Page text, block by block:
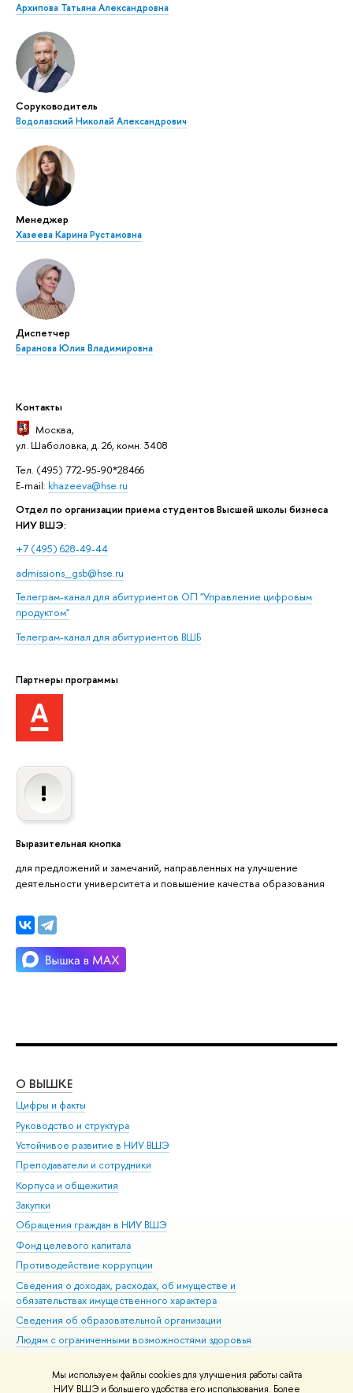
Мы используем файлы cookies для улучшения работы сайта
НИУ ВШЭ и большего удобства его использования. Более
Архипова Татьяна Александровна
Соруководитель
Водолазский Николай Александрович
Менеджер
Хазеева Карина Рустамовна
Диспетчер
Баранова Юлия Владимировна
Контакты
Москва,
ул. Шаболовка, д. 26, комн. 3408
Тел. (495) 772-95-90*28466
E-mail: khazeeva@hse.ru
Отдел по организации приема студентов Высшей школы бизнеса
НИУ ВШЭ:
+7 (495) 628-49-44
admissions_gsb@hse.ru
Телеграм-канал для абитуриентов ОП "Управление цифровым
продуктом"
Телеграм-канал для абитуриентов ВШБ
Партнеры программы
Выразительная кнопка
для предложений и замечаний, направленных на улучшение
деятельности университета и повышение качества образования
О ВЫШКЕ
Цифры и факты
Руководство и структура
Устойчивое развитие в НИУ ВШЭ
Преподаватели и сотрудники
Корпуса и общежития
Закупки
Обращения граждан в НИУ ВШЭ
Фонд целевого капитала
Противодействие коррупции
Сведения о доходах, расходах, об имуществе и
обязательствах имущественного характера
Сведения об образовательной организации
Людям с ограниченными возможностями здоровья
Работа в Вышке